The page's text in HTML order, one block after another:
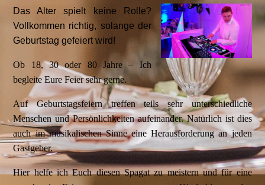
Das Alter spielt keine Rolle?
Vollkommen richtig, solange der
Geburtstag gefeiert wird!
Ob 18, 30 oder 80 Jahre – Ich
begleite Eure Feier sehr gerne.
Auf Geburtstagsfeiern treffen teils sehr unterschiedliche
Menschen und Persönlichkeiten aufeinander. Natürlich ist dies
auch im musikalischen Sinne eine Herausforderung an jeden
Gastgeber.
Hier helfe ich Euch diesen Spagat zu meistern und für eine